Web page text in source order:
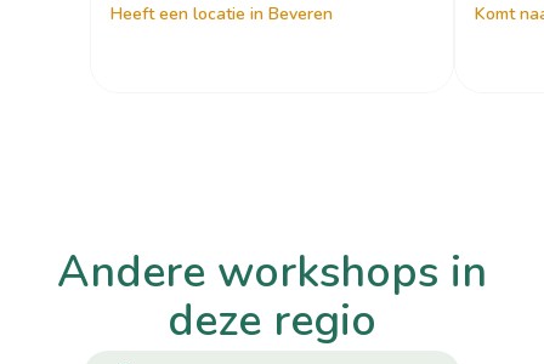
Heeft een locatie in Beveren Komt
andere workshops in
deze regio